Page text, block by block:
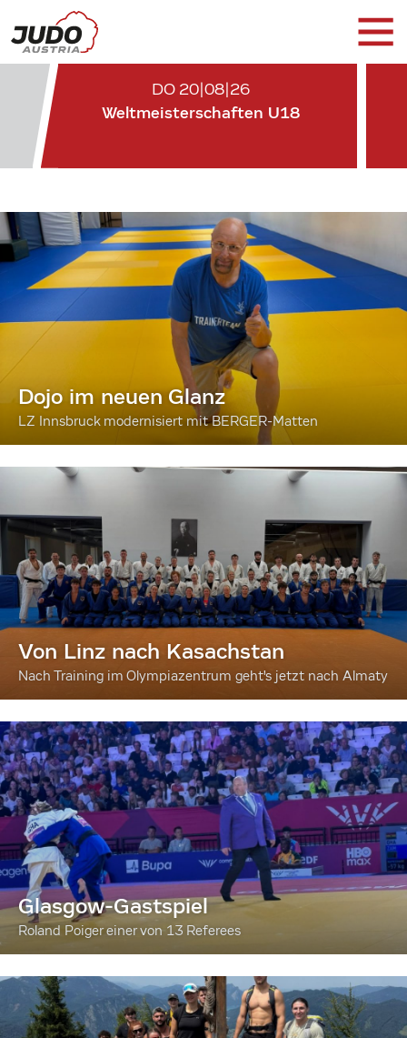
DO 20|08|26
Weltmeisterschaften U18
Dojo im neuen Glanz
LZ Innsbruck modernisiert mit BERGER-Matten
Von Linz nach Kasachstan
Nach Training im Olympiazentrum geht's jetzt nach Almaty
Glasgow-Gastspiel
Roland Poiger einer von 13 Referees